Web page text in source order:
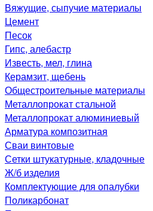
Вяжущие, сыпучие материалы
Цемент
Песок
Гипс, алебастр
Известь, мел, глина
Керамзит, щебень
Общестроительные материалы
Металлопрокат стальной
Металлопрокат алюминиевый
Арматура композитная
Сваи винтовые
Сетки штукатурные, кладочные
Ж/б изделия
Комплектующие для опалубки
Поликарбонат